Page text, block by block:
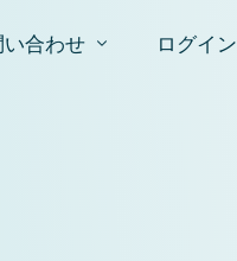
い合わせ ログイン